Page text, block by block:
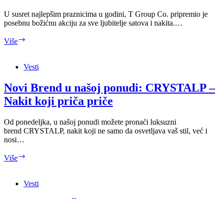
U susret najlepšim praznicima u godini, T Group Co. pripremio je
posebnu božićnu akciju za sve ljubitelje satova i nakita.…
Više
U
GROUP
CO
–
50%
NA
Vesti
Novi Brend u našoj ponudi: CRYSTALP –
Nakit koji priča priče
Od ponedeljka, u našoj ponudi možete pronaći luksuzni
brend CRYSTALP, nakit koji ne samo da osvetljava vaš stil, već i
nosi…
Više
našoj
Vesti